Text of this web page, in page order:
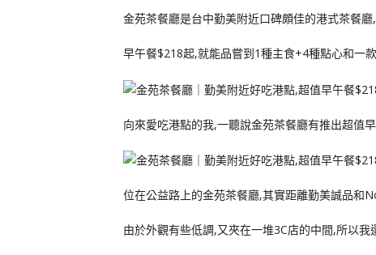
金苑茶餐廳是台中勤美附近口碑頗佳的港式茶餐
早午餐$218起,就能品嘗到1種主食+4種點心和一
向來愛吃港點的我,一聽說金苑茶餐廳有推出超值
位在公益路上的金苑茶餐廳,其實距離勤美誠品和
由於外觀有些低調,又夾在一堆3C店的中間,所以我